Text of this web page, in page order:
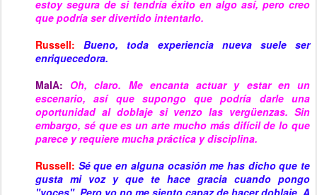
estoy segura de si tendría éxito en algo así, pero creo
que podría ser divertido intentarlo.
Russell:
Bueno, toda experiencia nueva suele ser
enriquecedora.
MaIA: Oh, claro. Me encanta actuar y estar en un
escenario, así que supongo que podría darle una
oportunidad al doblaje si venzo las vergüenzas. Sin
embargo, sé que es un arte mucho más difícil de lo que
parece y requiere mucha práctica y disciplina.
Russell: Sé que en alguna ocasión me has dicho que te
gusta mi voz y que te hace gracia cuando pongo
"voces". Pero yo no me siento capaz de hacer doblaje. A